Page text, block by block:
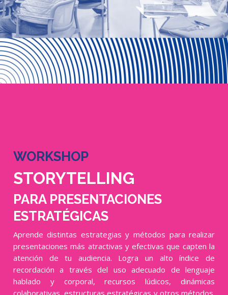
WORKSHOP
STORYTELLING
PARA PRESENTACIONES
ESTRATÉGICAS
Aprende distintas estrategias y métodos para realizar
presentaciones más atractivas y efectivas que capten la
atención de tu audiencia. Logra un alto índice de
recordación a través del uso adecuado de lenguaje
hablado y corporal, recursos lúdicos, dinámicas
colaborativas, estructuras estratégicas y otros métodos.